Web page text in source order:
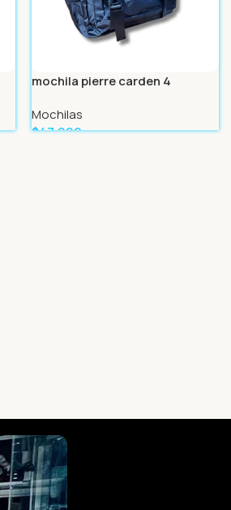
mochila pierre carden 4
Mochilas
$47.999